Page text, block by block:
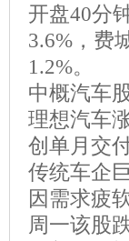
开盘40分
3.6%，费
1.2%。
中概汽车
理想汽车
创单月交
传统车企
因需求疲
周一该股